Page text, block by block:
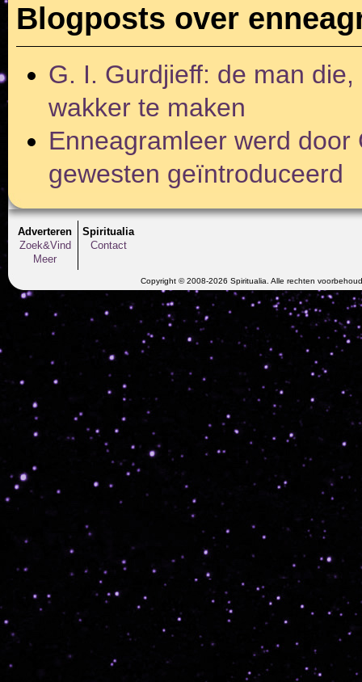
Blogposts over
G. I. Gurdjieff: de man
wakker te maken
Enneagramleer werd
gewesten geïntroduceerd
Adverteren
Zoek&Vind
Meer
Spiritualia
Contact
Copyright © 2008-2026 Spiritualia. Alle rechten